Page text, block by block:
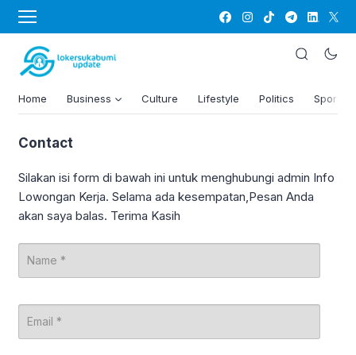
Home Business Culture Lifestyle Politics Sports
Contact
Silakan isi form di bawah ini untuk menghubungi admin Info
Lowongan Kerja. Selama ada kesempatan,Pesan Anda
akan saya balas. Terima Kasih